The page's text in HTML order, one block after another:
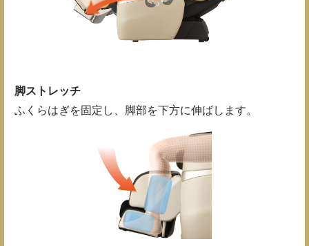
脚ストレッチ
ふくらはぎを固定し、脚部を下方に伸ばします。